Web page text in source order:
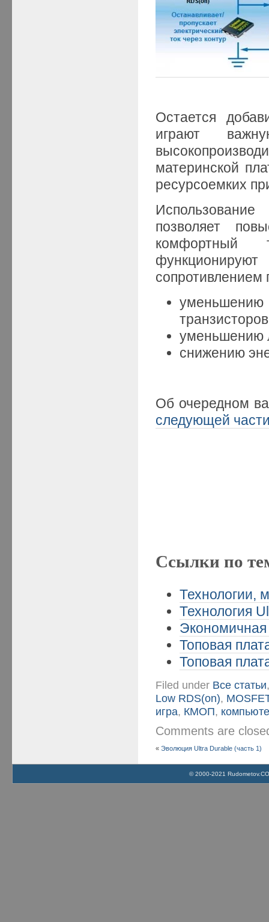
Остается
играют
материнской
ресурсоемких
позволяет
комфортный
сопротивлением
уменьшению
снижению
Об очередном
следующей
Ссылки по
Технологии,
Технология
Экономичная
Топовая
Топовая
Filed under Все статьи
Low RDS(on),
игра, КМОП,
Comments are
«Эволюция Ultra Durable (часть 1)
© 2000-2021